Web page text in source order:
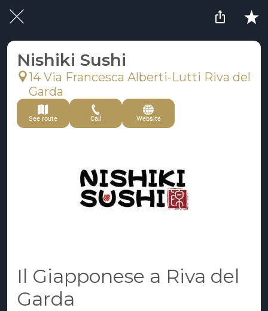
Nishiki Sushi
14 Via Francesca Alberti-Lutti Riva del
Garda
See route Call Website
Il Giapponese a Riva del
Garda